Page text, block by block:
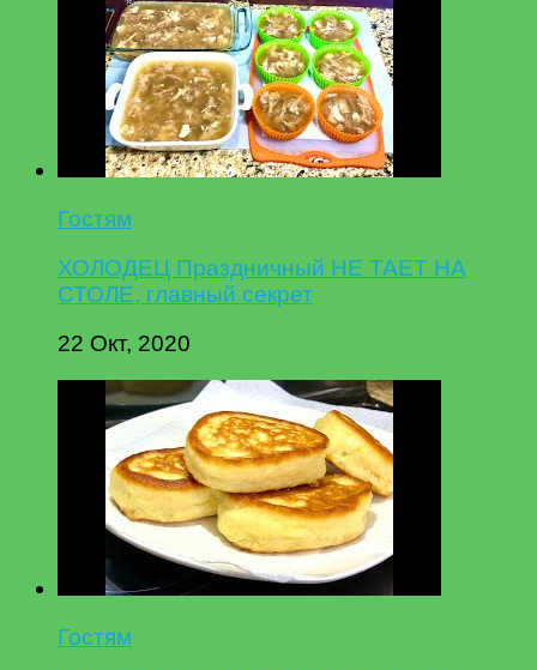
Гостям
ХОЛОДЕЦ Праздничный НЕ ТАЕТ НА
СТОЛЕ, главный секрет
22 Окт, 2020
Гостям